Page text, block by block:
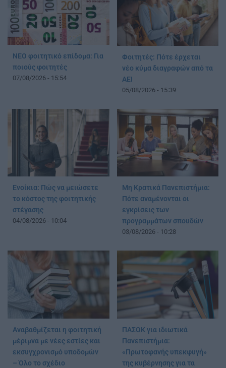
ΝΕΟ φοιτητικό επίδομα: Για
ποιούς φοιτητές
07/08/2026 - 15:54
Φοιτητές: Πότε έρχεται
νέο κύμα διαγραφών από τα
ΑΕΙ
05/08/2026 - 15:39
Ενοίκια: Πώς να μειώσετε
το κόστος της φοιτητικής
στέγασης
04/08/2026 - 10:04
Μη Κρατικά Πανεπιστήμια:
Πότε αναμένονται οι
εγκρίσεις των
προγραμμάτων σπουδών
03/08/2026 - 10:28
Αναβαθμίζεται η φοιτητική
μέριμνα με νέες εστίες και
εκσυγχρονισμό υποδομών
– Όλο το σχέδιο
ΠΑΣΟΚ για ιδιωτικά
Πανεπιστήμια:
«Πρωτοφανής υπεκφυγή»
της κυβέρνησης για τα